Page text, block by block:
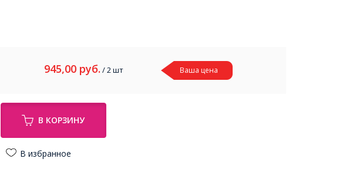
945,00 руб. / 2 шт Ваша цена
В КОРЗИНУ
В избранное